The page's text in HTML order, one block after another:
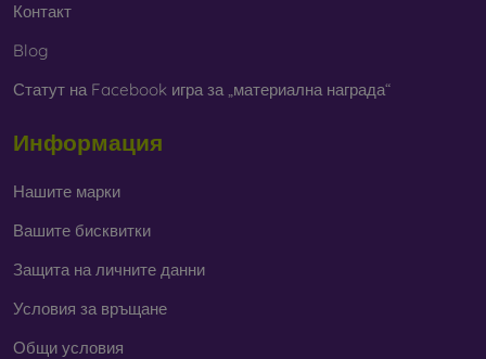
Контакт
Blog
Статут на Facebook игра за „материална награда“
Информация
Нашите марки
Вашите бисквитки
Защита на личните данни
Условия за връщане
Общи условия